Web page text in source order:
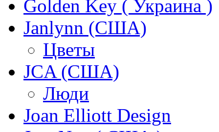
Golden Key ( Украина )
Janlynn (США)
Цветы
JCA (США)
Люди
Joan Elliott Design